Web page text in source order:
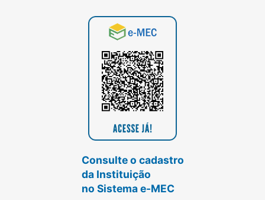
Consulte o cadastro
da Instituição
no Sistema e-MEC